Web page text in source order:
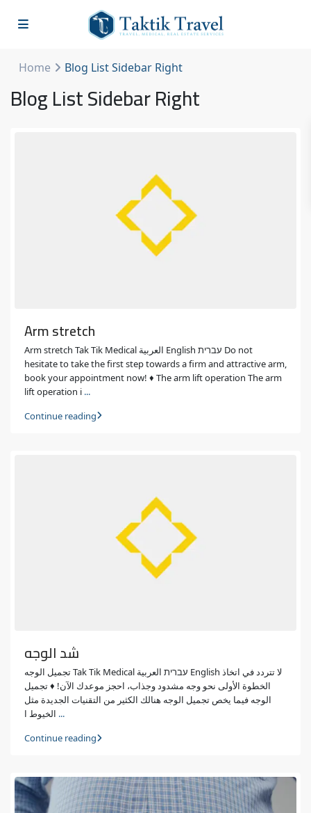
Home Blog List Sidebar Right
Blog List Sidebar Right
Arm stretch
Arm stretch Tak Tik Medical العربية English עברית Do not
hesitate to take the first step towards a firm and attractive arm,
book your appointment now! ♦ The arm lift operation The arm
lift operation i ...
Continue reading
شد الوجه
تجميل الوجه Tak Tik Medical עברית العربية English لا تتردد في اتخاذ
الخطوة الأولى نحو وجه مشدود وجذاب، احجز موعدك الآن! ♦ تجميل
الوجه فيما يخص تجميل الوجه هنالك الكثير من التقنيات الجديدة مثل
...
Continue reading